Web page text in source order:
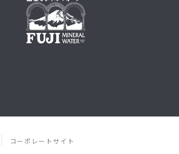
コーポレートサイト